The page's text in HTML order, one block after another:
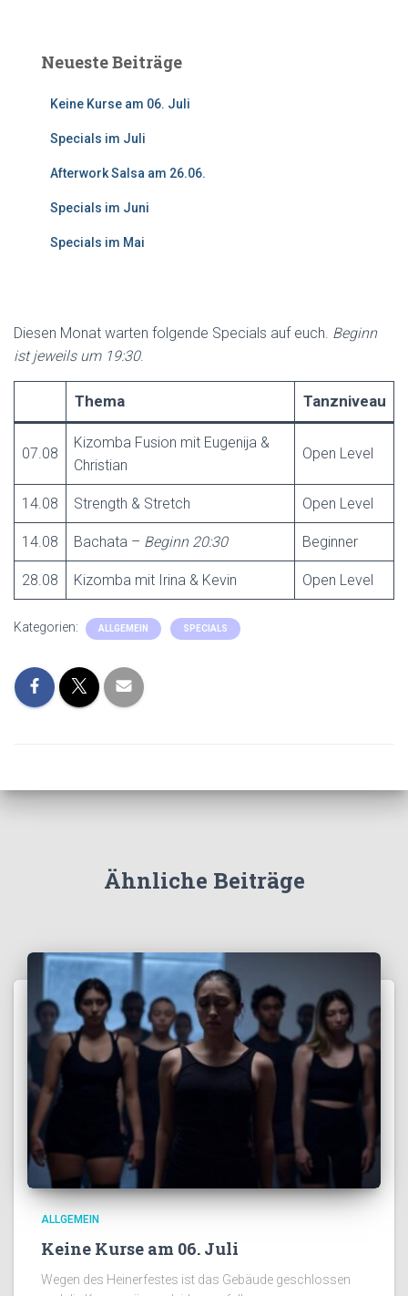
n
Neueste Beiträge
Keine Kurse am 06. Juli
Specials im Juli
Afterwork Salsa am 26.06.
Specials im Juni
Specials im Mai
Diesen Monat warten folgende Specials auf euch. Beginn
ist jeweils um 19:30.
Thema Tanzniveau
07.08
Kizomba Fusion mit Eugenija &
Christian
Open Level
14.08 Strength & Stretch Open Level
14.08 Bachata – Beginn 20:30 Beginner
28.08 Kizomba mit Irina & Kevin Open Level
Kategorien: ALLGEMEIN SPECIALS
Ähnliche Beiträge
ALLGEMEIN
Keine Kurse am 06. Juli
Wegen des Heinerfestes ist das Gebäude geschlossen